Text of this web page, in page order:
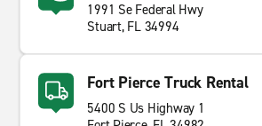
1991 Se Federal Hwy
Stuart, FL 34994
Fort Pierce Truck Rental
5400 S Us Highway 1